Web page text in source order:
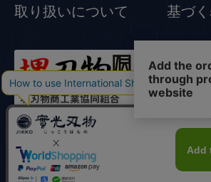
取り扱いについて
基づ
© Jikko Japanese knife All rights